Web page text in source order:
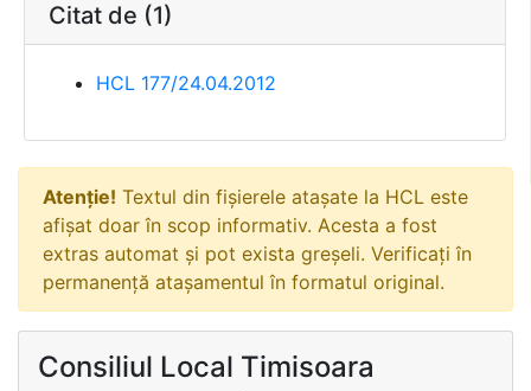
Citat de (1)
HCL 177/24.04.2012
Atenție! Textul din fișierele atașate la HCL este
afișat doar în scop informativ. Acesta a fost
extras automat și pot exista greșeli. Verificați în
permanență atașamentul în formatul original.
Consiliul Local Timisoara